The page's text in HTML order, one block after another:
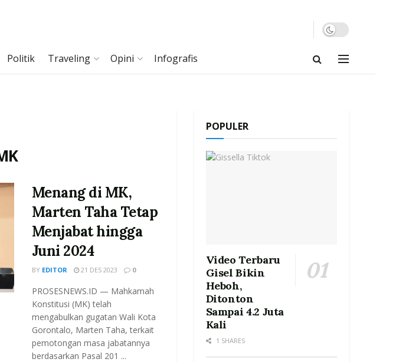
Politik Traveling Opini Infografis
Menang di MK,
Marten Taha Tetap
Menjabat hingga
Juni 2024
BY EDITOR 21 DES 2023 0
PROSESNEWS.ID — Mahkamah
Konstitusi (MK) telah
mengabulkan gugatan Wali Kota
Gorontalo, Marten Taha, terkait
pemotongan masa jabatannya
berdasarkan Pasal 201 ...
POPULER
Video Terbaru
Gisel Bikin
Heboh,
Ditonton
Sampai 4.2 Juta
Kali
1 SHARES